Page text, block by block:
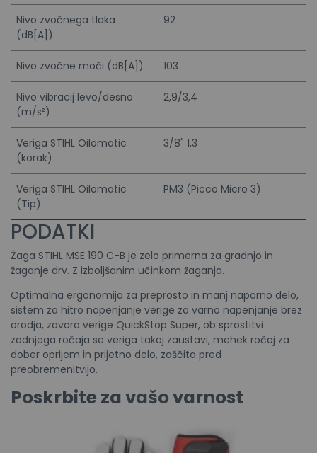
Nivo zvočnega tlaka
(dB[A])
92
Nivo zvočne moči (dB[A]) 103
Nivo vibracij levo/desno
(m/s²)
2,9/3,4
Veriga STIHL Oilomatic
(korak)
3/8" 1,3
Veriga STIHL Oilomatic
(Tip)
PM3 (Picco Micro 3)
PODATKI
Žaga STIHL MSE 190 C-B je zelo primerna za gradnjo in
žaganje drv. Z izboljšanim učinkom žaganja.
Optimalna ergonomija za preprosto in manj naporno delo,
sistem za hitro napenjanje verige za varno napenjanje brez
orodja, zavora verige QuickStop Super, ob sprostitvi
zadnjega ročaja se veriga takoj zaustavi, mehek ročaj za
dober oprijem in prijetno delo, zaščita pred
preobremenitvijo.
Poskrbite za vašo varnost